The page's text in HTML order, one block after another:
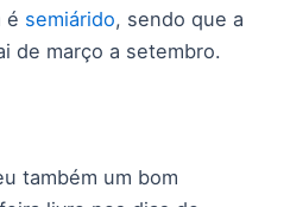
é semiárido, sendo que a
de março a setembro.
também um bom